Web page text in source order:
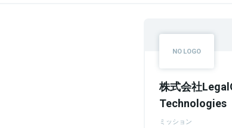
株式会社
Technologies
ミッション